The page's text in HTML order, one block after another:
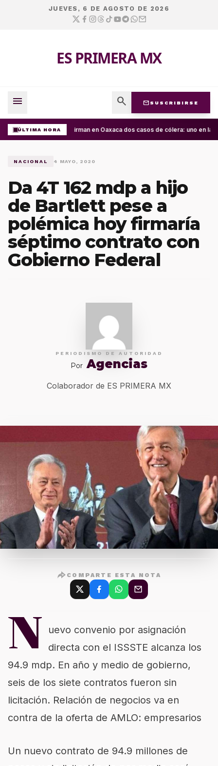
JUEVES, 6 DE AGOSTO DE 2026
ES PRIMERA MX
menu search mail SUSCRIBIRSE
ÚLTIMA HORAConfirman en Oaxaca dos casos de cólera: uno en la
NACIONAL 4 MAYO, 2020
Da 4T 162 mdp a hijo
de Bartlett pese a
polémica hoy firmaría
séptimo contrato con
Gobierno Federal
PERIODISMO DE AUTORIDAD
Por Agencias
Colaborador de ES PRIMERA MX
COMPARTE ESTA NOTA
N
uevo convenio por asignación
directa con el ISSSTE alcanza los
94.9 mdp. En año y medio de gobierno,
seis de los siete contratos fueron sin
licitación. Relación de negocios va en
contra de la oferta de AMLO: empresarios
Un nuevo contrato de 94.9 millones de